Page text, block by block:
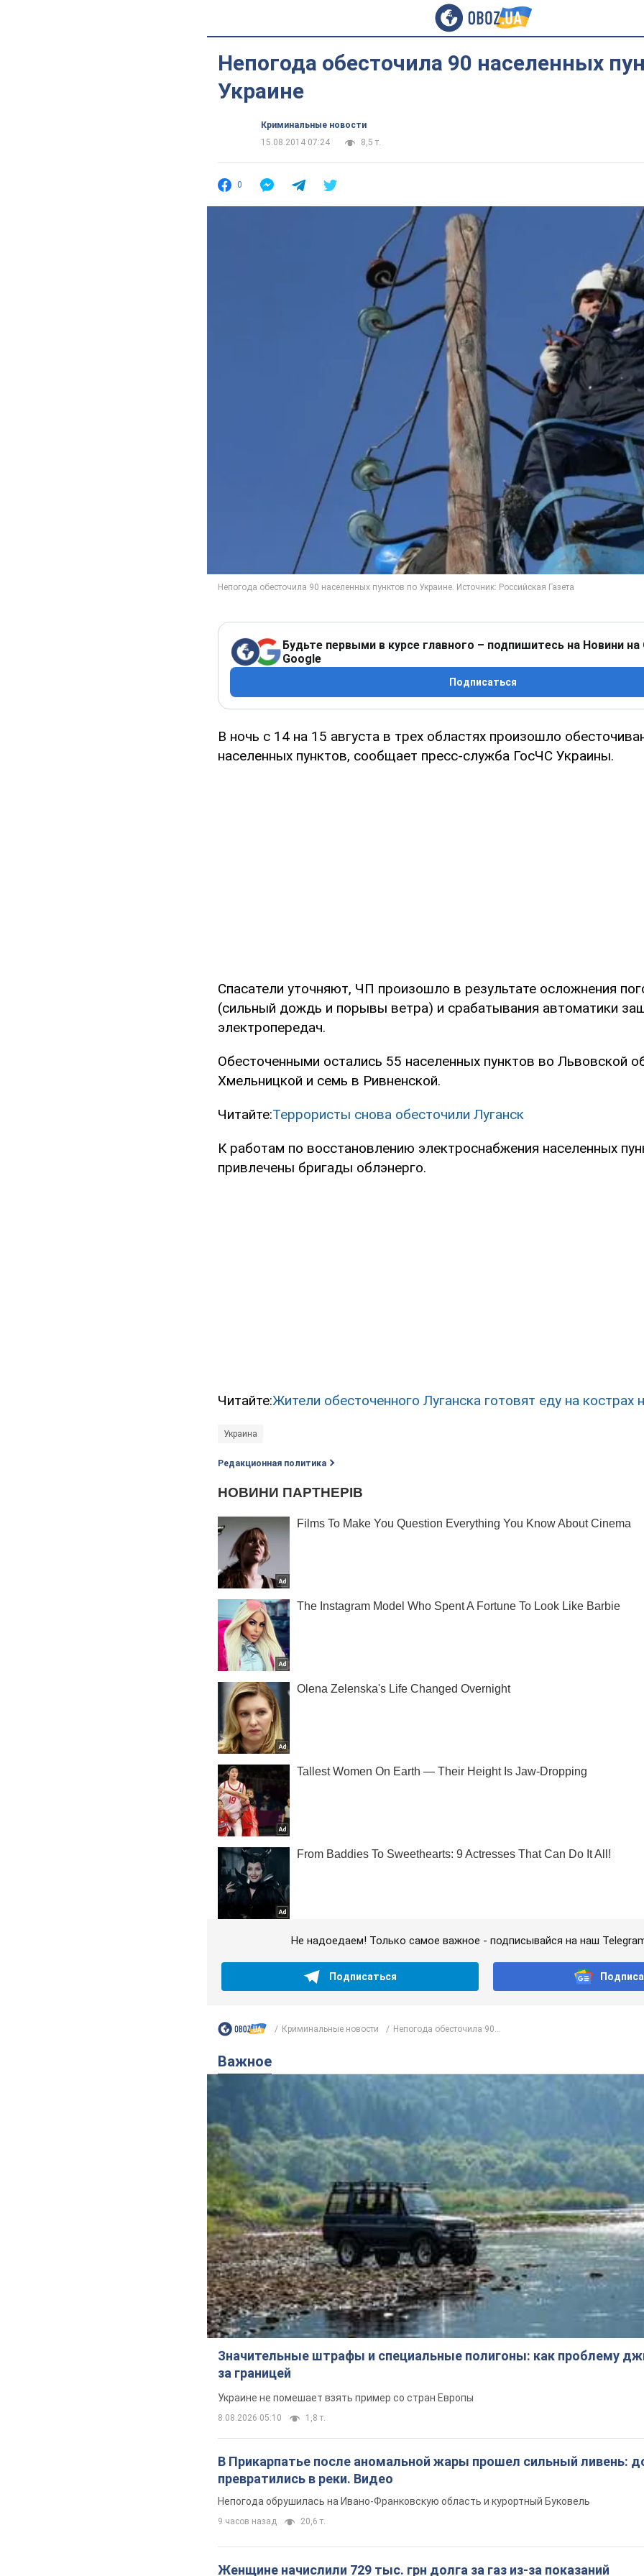
Непогода обесточила 90 населенных
Украине
Криминальные новости
15.08.2014 07:24
8,5 т.
0
Будьте первыми в курсе главного – подпишитесь на Новини на
Google
Подписаться
В ночь с 14 на 15 августа в трех областях произошло
населенных пунктов, сообщает пресс-служба ГосЧС Украины.
Спасатели уточняют, ЧП произошло в результате осложнения
(сильный дождь и порывы ветра) и срабатывания автоматики
электропередач.
Обесточенными остались 55 населенных пунктов во Львовской
Хмельницкой и семь в Ривненской.
Читайте:Террористы снова обесточили Луганск
К работам по восстановлению электроснабжения населенных
привлечены бригады облэнерго.
Читайте:Жители обесточенного Луганска готовят еду на кострах
Украина
Редакционная политика
Не надоедаем! Только самое важное - подписывайся на наш
Подписаться
Криминальные новости Непогода обесточила 90...
Важное
Значительные штрафы и специальные полигоны: как проблему
за границей
Украине не помешает взять пример со стран Европы
8.08.2026 05:10 1,8 т.
В Прикарпатье после аномальной жары прошел сильный ливень:
превратились в реки. Видео
Непогода обрушилась на Ивано-Франковскую область и курортный Буковель
9 часов назад 20,6 т.
Женщине начислили 729 тыс. грн долга за газ из-за показаний